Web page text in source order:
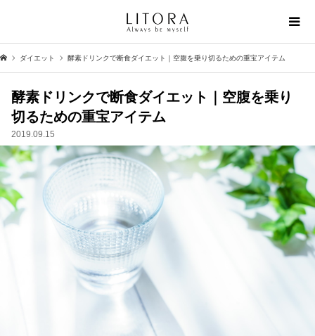
ダイエット 酵素ドリンクで断食ダイエット｜空腹を乗り切るための重宝アイテム
酵素ドリンクで断食ダイエット｜空腹を乗り
切るための重宝アイテム
2019.09.15